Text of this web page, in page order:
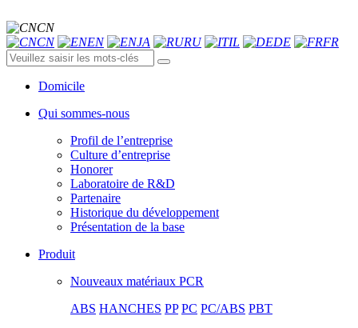
CN
CN
EN JA RU IL DE FR
Domicile
Qui sommes-nous
Profil de l’entreprise
Culture d’entreprise
Honorer
Laboratoire de R&D
Partenaire
Historique du développement
Présentation de la base
Produit
Nouveaux matériaux PCR
ABS HANCHES PP PC PC/ABS PBT